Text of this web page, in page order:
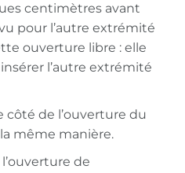
centimètres avant
pour l’autre extrémité
ouverture libre : elle
l’autre extrémité
côté de l’ouverture du
même manière.
de